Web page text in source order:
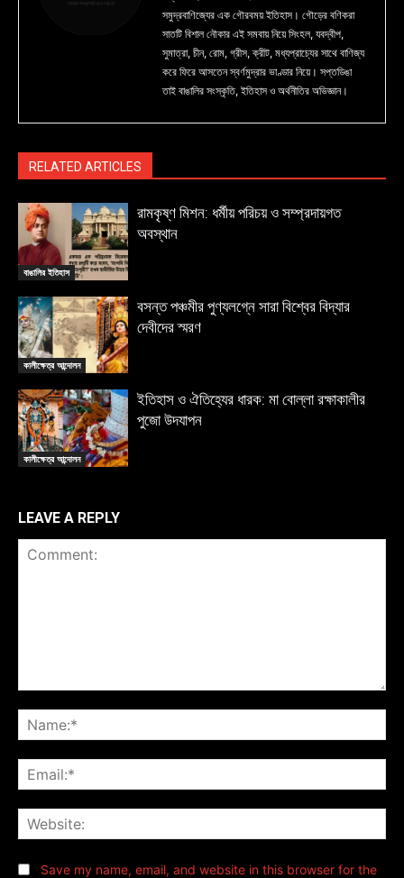
সমুদ্রবাণিজ্যের এক গৌরবময় ইতিহাস। গৌড়ের বণিকরা
সাতটি বিশাল নৌকার এই সমবায় নিয়ে সিংহল, যবদ্বীপ,
সুমাত্রা, চীন, রোম, গ্রীস, ক্রীট, মধ্যপ্রাচ্যের সাথে বাণিজ্য
করে ফিরে আসতেন স্বর্ণমুদ্রার ভাণ্ডার নিয়ে। সপ্তডিঙা
তাই বাঙালির সংস্কৃতি, ইতিহাস ও অর্থনীতির অভিজ্ঞান।
RELATED ARTICLES
বাঙালির ইতিহাস
রামকৃষ্ণ মিশন: ধর্মীয় পরিচয় ও সম্প্রদায়গত
অবস্থান
কালীক্ষেত্র আন্দোলন
বসন্ত পঞ্চমীর পুণ্যলগ্নে সারা বিশ্বের বিদ্যার
দেবীদের স্মরণ
কালীক্ষেত্র আন্দোলন
ইতিহাস ও ঐতিহ্যের ধারক: মা বোল্লা রক্ষাকালীর
পুজো উদযাপন
LEAVE A REPLY
Save my name, email, and website in this browser for the